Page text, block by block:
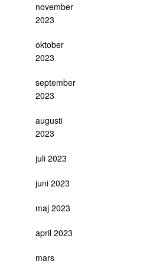
november
2023
oktober
2023
september
2023
augusti
2023
juli 2023
juni 2023
maj 2023
april 2023
mars